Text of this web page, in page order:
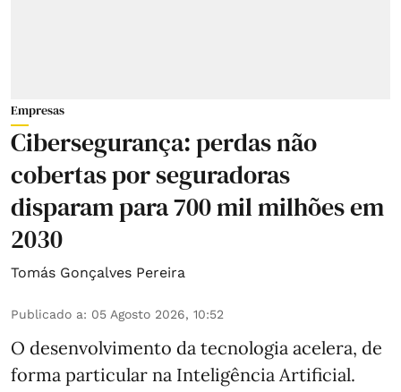
Empresas
Cibersegurança: perdas não
cobertas por seguradoras
disparam para 700 mil milhões em
2030
Tomás Gonçalves Pereira
Publicado a: 05 Agosto 2026, 10:52
O desenvolvimento da tecnologia acelera, de
forma particular na Inteligência Artificial.